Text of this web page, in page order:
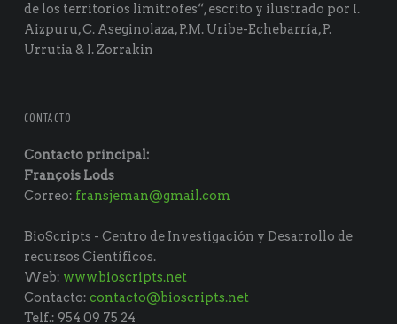
de los territorios limítrofes“, escrito y ilustrado por I.
Aizpuru, C. Aseginolaza, P.M. Uribe-Echebarría, P.
Urrutia & I. Zorrakin
CONTACTO
Contacto principal:
François Lods
Correo: fransjeman@gmail.com
BioScripts - Centro de Investigación y Desarrollo de
recursos Científicos.
Web: www.bioscripts.net
Contacto:contacto@bioscripts.net
Telf.: 954 09 75 24